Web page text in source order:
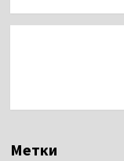
Метки